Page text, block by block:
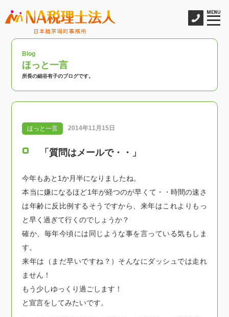
Blog
ほっと一言
所長の細谷有子のブログです。
ほっと一言 2014年11月15日
「質問はメールで・・」
今年もあと1か月半になりましたね。
本当に嫌になるほど1年が経つのが早くて・・時間の速さ
は年齢に反比例するそうですから、来年はこれよりもっ
と早く過ぎて行くのでしょうか？
確か、毎年今頃には同じような事を言っている気もしま
す。
来年は（まだ早いですね？）そんなにダッシュでは走れ
ません！
もう少しゆっくり過ごします！
と宣言をしてみたいです。